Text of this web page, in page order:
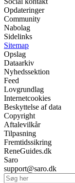
Opdateringer
Community
Nabolag
Sidelinks
Sitemap
Opslag
Dataarkiv
Nyhedssektion
Feed
Lovgrundlag
Internetcookies
Beskyttelse af data
Copyright
Aftalevilkår
Tilpasning
Fremtidssikring
ReneGuides.dk
Saro
support@saro.dk